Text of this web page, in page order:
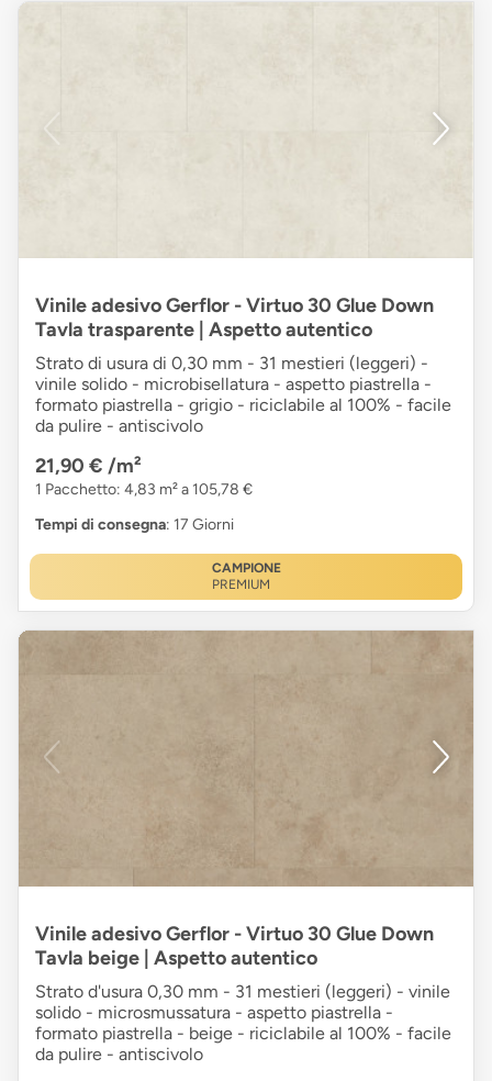
Vinile adesivo Gerflor - Virtuo 30 Glue Down
Tavla trasparente | Aspetto autentico
Strato di usura di 0,30 mm - 31 mestieri (leggeri) -
vinile solido - microbisellatura - aspetto piastrella -
formato piastrella - grigio - riciclabile al 100% - facile
da pulire - antiscivolo
21,90 € /m²
1 Pacchetto: 4,83 m² a 105,78 €
Tempi di consegna: 17 Giorni
CAMPIONE
PREMIUM
Vinile adesivo Gerflor - Virtuo 30 Glue Down
Tavla beige | Aspetto autentico
Strato d'usura 0,30 mm - 31 mestieri (leggeri) - vinile
solido - microsmussatura - aspetto piastrella -
formato piastrella - beige - riciclabile al 100% - facile
da pulire - antiscivolo